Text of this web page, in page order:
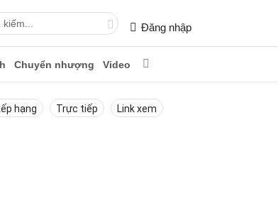
Đăng nhập
Chuyển nhượng Video
hạng Trực tiếp Link xem